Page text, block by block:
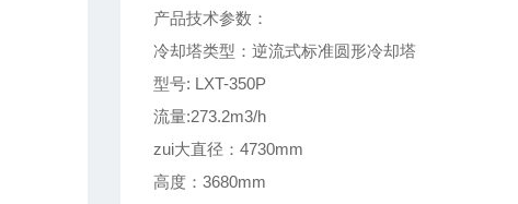
产品技术参数：
冷却塔类型：逆流式标准圆形冷却塔
型号: LXT-350P
流量:273.2m3/h
zui大直径：4730mm
高度：3680mm